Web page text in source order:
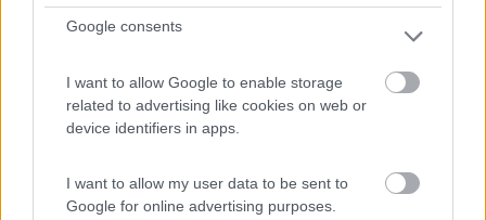
Google consents
I want to allow Google to enable storage
related to advertising like cookies on web or
device identifiers in apps.
I want to allow my user data to be sent to
Google for online advertising purposes.
RobyBZ 11/03/2019 14:53
Comodissimo per il centro (il castello si trova a
circa 750m). Il parcheggio per le auto che si trova
settimana. Per entrare bisogna registrarsi on line
sul sito http://www.ferraratua.it e pagare